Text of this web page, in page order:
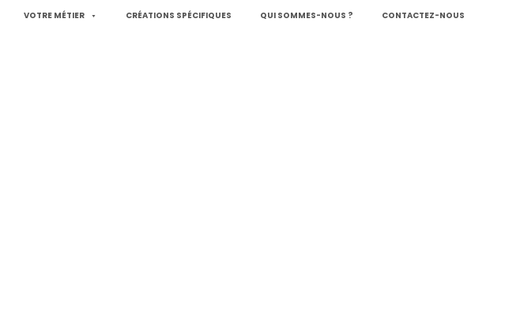
VOTRE MÉTIER CRÉATIONS SPÉCIFIQUES QUI SOMMES-NOUS ? CONTACTEZ-NOUS